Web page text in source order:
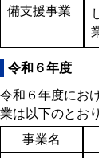
備支援事業
令和６年度
令和６年度にお
業は以下のとお
事業名